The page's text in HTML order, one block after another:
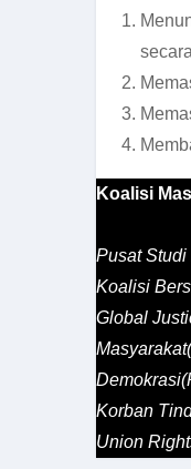
Koalisi
Pusat
Koalisi
Global
Korban
Union